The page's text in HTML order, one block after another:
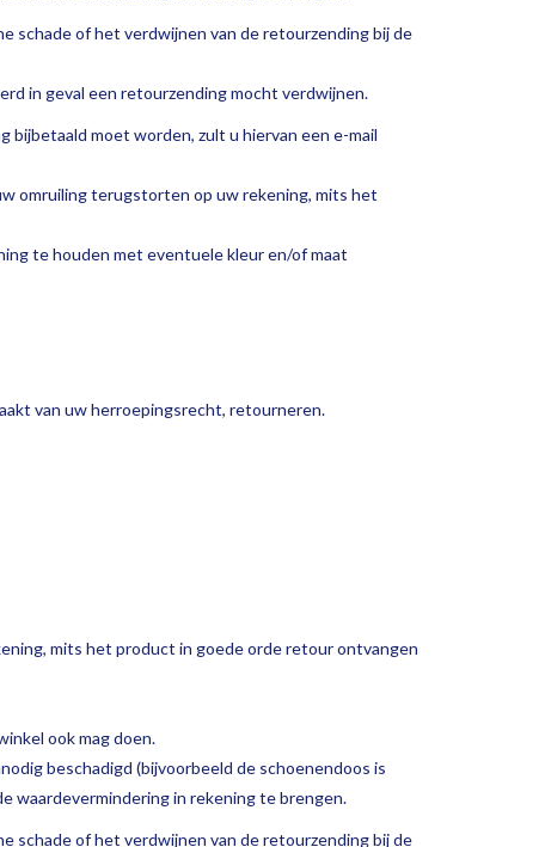
schade of het verdwijnen van de retourzending bij de
in geval een retourzending mocht verdwijnen.
moet worden, zult u hiervan een e-mail
omruiling terugstorten op uw rekening, mits het
te houden met eventuele kleur en/of maat
van uw herroepingsrecht, retourneren.
mits het product in goede orde retour ontvangen
ook mag doen.
beschadigd (bijvoorbeeld de schoenendoos is
waardevermindering in rekening te brengen.
schade of het verdwijnen van de retourzending bij de